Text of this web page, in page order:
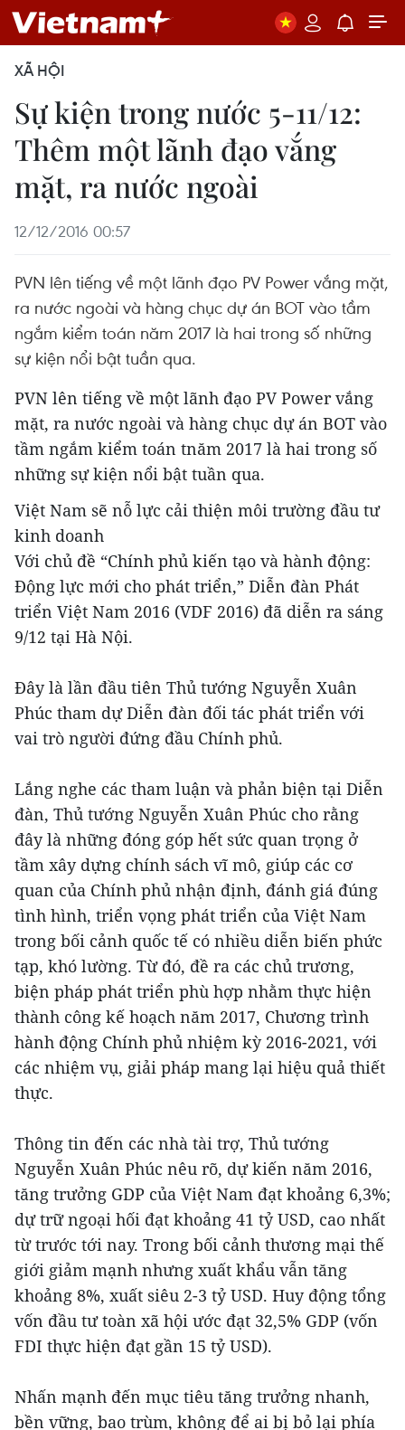
XÃ HỘI
Sự kiện trong nước 5-11/12:
Thêm một lãnh đạo vắng
mặt, ra nước ngoài
12/12/2016 00:57
PVN lên tiếng về một lãnh đạo PV Power vắng mặt,
ra nước ngoài và hàng chục dự án BOT vào tầm
ngắm kiểm toán năm 2017 là hai trong số những
sự kiện nổi bật tuần qua.
PVN lên tiếng về một lãnh đạo PV Power vắng
mặt, ra nước ngoài và hàng chục dự án BOT vào
tầm ngắm kiểm toán tnăm 2017 là hai trong số
những sự kiện nổi bật tuần qua.
Việt Nam sẽ nỗ lực cải thiện môi trường đầu tư
kinh doanh
Với chủ đề “Chính phủ kiến tạo và hành động:
Động lực mới cho phát triển,” Diễn đàn Phát
triển Việt Nam 2016 (VDF 2016) đã diễn ra sáng
9/12 tại Hà Nội.
Đây là lần đầu tiên Thủ tướng Nguyễn Xuân
Phúc tham dự Diễn đàn đối tác phát triển với
vai trò ​người đứng đầu Chính phủ.
Lắng nghe các tham luận và phản biện tại Diễn
đàn, Thủ tướng Nguyễn Xuân Phúc cho rằng
đây là những đóng góp hết sức quan trọng ở
tầm xây dựng chính sách vĩ mô, giúp các cơ
quan của Chính phủ nhận định, đánh giá đúng
tình hình, triển vọng phát triển của Việt Nam
trong bối cảnh quốc tế có nhiều diễn biến phức
tạp, khó lường. Từ đó, đề ra các chủ trương,
biện pháp phát triển phù hợp nhằm thực hiện
thành công kế hoạch năm 2017, Chương trình
hành động Chính phủ nhiệm kỳ 2016-2021, với
các nhiệm vụ, giải pháp mang lại hiệu quả thiết
thực.
Thông tin đến các nhà tài trợ, Thủ tướng
Nguyễn Xuân Phúc nêu rõ, dự kiến năm 2016,
tăng trưởng GDP của Việt Nam đạt khoảng 6,3%;
dự trữ ngoại hối đạt khoảng 41 tỷ USD, cao nhất
từ trước tới nay. Trong bối cảnh thương mại thế
giới giảm mạnh nhưng xuất khẩu vẫn tăng
khoảng 8%, xuất siêu 2-3 tỷ USD. Huy động tổng
vốn đầu tư toàn xã hội ước đạt 32,5% GDP (vốn
FDI thực hiện đạt gần 15 tỷ USD).
Nhấn mạnh đến mục tiêu tăng trưởng nhanh,
bền vững, bao trùm, không để ai bị bỏ lại phía